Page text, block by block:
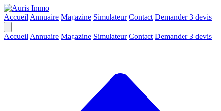
Accueil Annuaire Magazine Simulateur Contact Demander 3 devis
Accueil Annuaire Magazine Simulateur Contact Demander 3 devis